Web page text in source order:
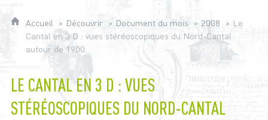
Accueil Découvrir Document du mois 2008
Le
Cantal en 3 D : vues stéréoscopiques du Nord-Cantal
autour de 1900
LE CANTAL EN 3 D : VUES
STÉRÉOSCOPIQUES DU NORD-CANTAL